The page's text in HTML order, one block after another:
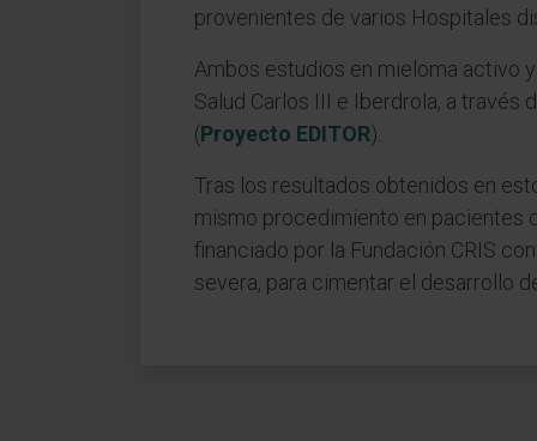
provenientes de varios Hospitales
Ambos estudios en mieloma activo
Salud Carlos III e Iberdrola, a través
(Proyecto EDITOR).
Tras los resultados obtenidos en
mismo procedimiento en pacientes
financiado por la Fundación CRIS
severa, para cimentar el desarrollo